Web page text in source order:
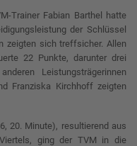
Trainer Fabian Barthel hatte
der Schlüssel
zeigten sich treffsicher. Allen
22 Punkte, darunter drei
Leistungsträgerinnen
Franziska Kirchhoff zeigten
20. Minute), resultierend aus
ging der TVM in die